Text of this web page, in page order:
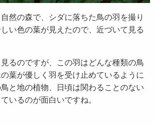
然の森で、シダに落ちた鳥の羽を撮り
い色の葉が見えたので、近づいて見る
るのですが、この羽はどんな種類の鳥
葉が優しく羽を受け止めているように
と地の植物、日頃は関わることのない
いるのが面白いですね。